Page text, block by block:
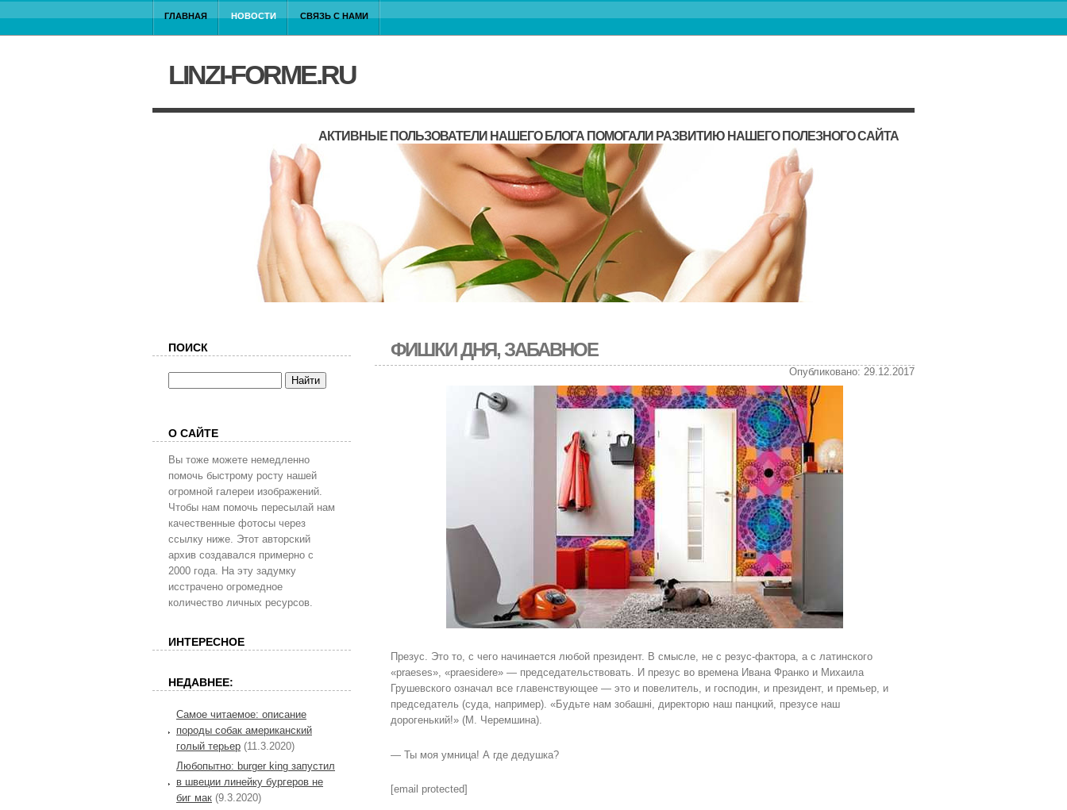
ГЛАВНАЯ НОВОСТИ СВЯЗЬ С НАМИ
LINZI-FORME.RU
АКТИВНЫЕ ПОЛЬЗОВАТЕЛИ НАШЕГО БЛОГА ПОМОГАЛИ РАЗВИТИЮ НАШЕГО ПОЛЕЗНОГО САЙТА
ФИШКИ ДНЯ, ЗАБАВНОЕ
Опубликовано: 29.12.2017
Презус. Это то, с чего начинается любой президент. В смысле, не с резус-фактора, а с латинского
«praeses», «praesidere» — председательствовать. И презус во времена Ивана Франко и Михаила
Грушевского означал все главенствующее — это и повелитель, и господин, и президент, и премьер, и
председатель (суда, например). «Будьте нам зобашні, директорю наш панцкий, презусе наш
дорогенький!» (М. Черемшина).
— Ты моя умница! А где дедушка?
[email protected]
ПОИСК
О САЙТЕ
Вы тоже можете немедленно
помочь быстрому росту нашей
огромной галереи изображений.
Чтобы нам помочь пересылай нам
качественные фотосы через
ссылку ниже. Этот авторский
архив создавался примерно с
2000 года. На эту задумку
исстрачено огромедное
количество личных ресурсов.
ИНТЕРЕСНОЕ
НЕДАВНЕЕ:
Самое читаемое: описание
породы собак американский
голый терьер (11.3.2020)
Любопытно: burger king запустил
в швеции линейку бургеров не
биг мак (9.3.2020)